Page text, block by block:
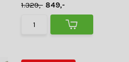
1.329,- 849,-